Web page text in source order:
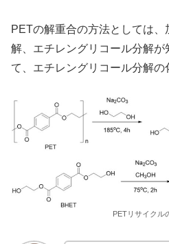
PETの解重合の方法としては
解、エチレングリコール分解が
て、エチレングリコール分解の
PETリサイクル